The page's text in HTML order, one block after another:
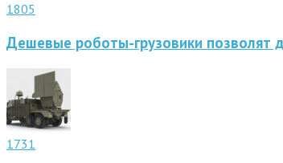
1805
Дешевые роботы-грузовики позволят
1731